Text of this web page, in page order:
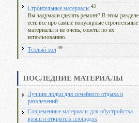
Строительные материалы 43
Вы задумали сделать ремонт? В этом разделе
есть все про самые популярные строительные
материалы и не очень, советы по их
использованию.
Теплый пол 39
ПОСЛЕДНИЕ МАТЕРИАЛЫ
Лучшие лодки для семейного отдыха и
развлечений
Современные материалы для обустройства
крыш и открытых площадок